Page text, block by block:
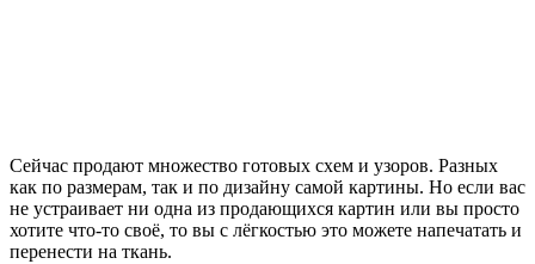
Сейчас продают множество готовых схем и узоров. Разных
как по размерам, так и по дизайну самой картины. Но если вас
не устраивает ни одна из продающихся картин или вы просто
хотите что-то своё, то вы с лёгкостью это можете напечатать и
перенести на ткань.